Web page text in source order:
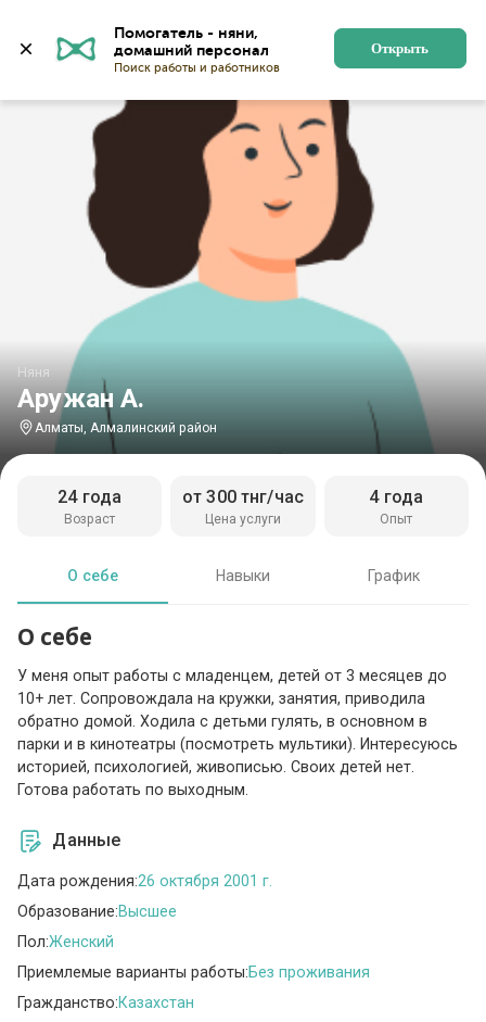
Помогатель - няни,
Поиск работы и работников
Открыть
Аружан А.
Няня
Алматы, Алмалинский район
Возраст
24 года
Цена услуги
от 300 тнг/час
Опыт
4 года
О себе Навыки График
О себе
У меня опыт работы с младенцем, детей от 3 месяцев до
10+ лет. Сопровождала на кружки, занятия, приводила
обратно домой. Ходила с детьми гулять, в основном в
парки и в кинотеатры (посмотреть мультики). Интересуюсь
историей, психологией, живописью. Своих детей нет.
Готова работать по выходным.
Данные
Дата рождения:26 октября 2001 г.
Образование:Высшее
Пол:Женский
Приемлемые варианты работы:Без проживания
Гражданство:Казахстан